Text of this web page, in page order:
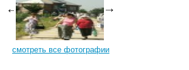
смотреть все фотографии